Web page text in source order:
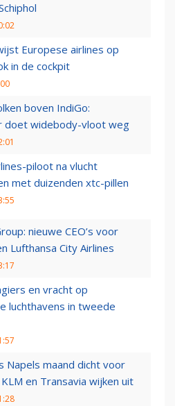
Europese airlines op
in de cockpit
boven IndiGo:
doet widebody-vloot weg
piloot na vlucht
met duizenden xtc-pillen
nieuwe CEO’s voor
Lufthansa City Airlines
en vracht op
luchthavens in tweede
Napels maand dicht voor
en Transavia wijken uit